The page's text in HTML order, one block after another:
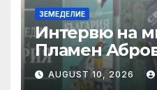
ЗЕМЕДЕЛИЕ
Интервю на
Пламен
предаването
започва в
AUGUST 10, 2026